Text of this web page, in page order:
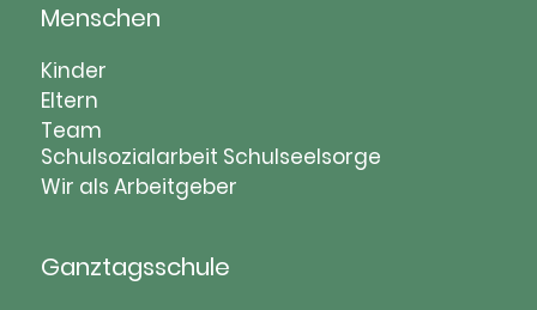
Menschen
Navigation
überspringen
Kinder
Eltern
Team
Schulsozialarbeit Schulseelsorge
Wir als Arbeitgeber
Ganztagsschule